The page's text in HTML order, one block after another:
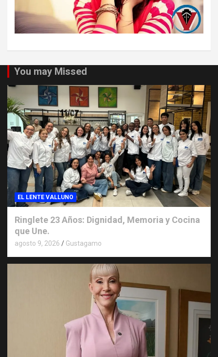
You may Missed
EL LENTE VALLUNO
Ringlete 23 Años: Dignidad, Memoria y Cocina
que Une.
agosto 9, 2026 Gustagamo